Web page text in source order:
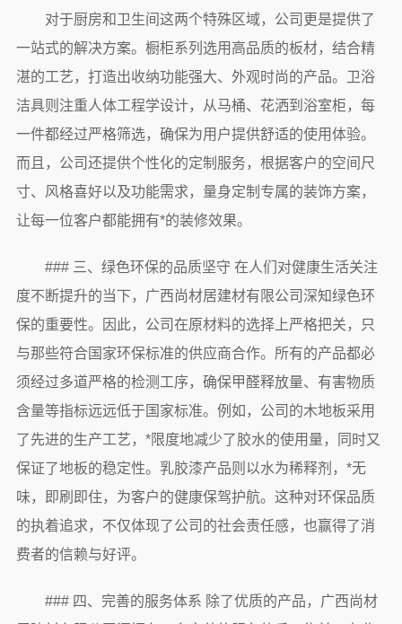
对于厨房和卫生间这两个特殊区域，公司更是提供了
一站式的解决方案。橱柜系列选用高品质的板材，结合精
湛的工艺，打造出收纳功能强大、外观时尚的产品。卫浴
洁具则注重人体工程学设计，从马桶、花洒到浴室柜，每
一件都经过严格筛选，确保为用户提供舒适的使用体验。
而且，公司还提供个性化的定制服务，根据客户的空间尺
寸、风格喜好以及功能需求，量身定制专属的装饰方案，
让每一位客户都能拥有*的装修效果。
### 三、绿色环保的品质坚守 在人们对健康生活关注
度不断提升的当下，广西尚材居建材有限公司深知绿色环
保的重要性。因此，公司在原材料的选择上严格把关，只
与那些符合国家环保标准的供应商合作。所有的产品都必
须经过多道严格的检测工序，确保甲醛释放量、有害物质
含量等指标远远低于国家标准。例如，公司的木地板采用
了先进的生产工艺，*限度地减少了胶水的使用量，同时又
保证了地板的稳定性。乳胶漆产品则以水为稀释剂，*无
味，即刷即住，为客户的健康保驾护航。这种对环保品质
的执着追求，不仅体现了公司的社会责任感，也赢得了消
费者的信赖与好评。
### 四、完善的服务体系 除了优质的产品，广西尚材